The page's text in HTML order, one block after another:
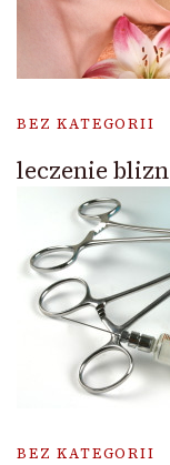
BEZ KATEGORII
leczenie blizn
BEZ KATEGORII